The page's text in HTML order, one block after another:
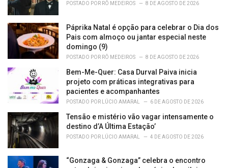
POSTADO POR RÔ MEDEIROS 8 DE AGOSTO DE 2026
Páprika Natal é opção para celebrar o Dia dos
Pais com almoço ou jantar especial neste
domingo (9)
POSTADO POR RÔ MEDEIROS 8 DE AGOSTO DE 2026
Bem-Me-Quer: Casa Durval Paiva inicia
projeto com práticas integrativas para
pacientes e acompanhantes
POSTADO POR LÚCIO AMARAL 6 DE AGOSTO DE 2026
Tensão e mistério vão vagar intensamente o
destino d’A Última Estação’
POSTADO POR LÚCIO AMARAL 4 DE AGOSTO DE 2026
“Gonzaga & Gonzaga” celebra o encontro